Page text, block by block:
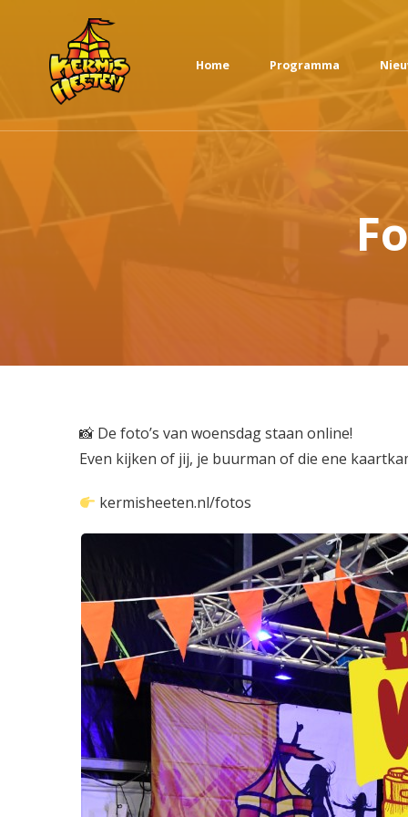
Home Programma
 De foto’s van woensdag staan online!
Even kijken of jij, je buurman of die ene
kermisheeten.nl/fotos